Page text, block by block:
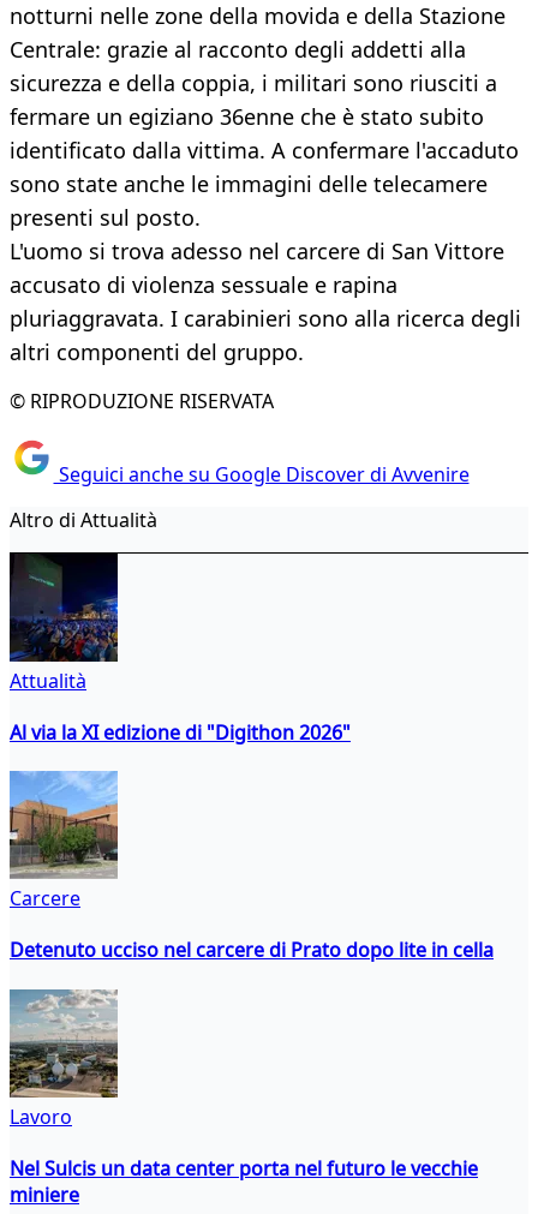
notturni nelle zone della movida e della Stazione
Centrale: grazie al racconto degli addetti alla
sicurezza e della coppia, i militari sono riusciti a
fermare un egiziano 36enne che è stato subito
identificato dalla vittima. A confermare l'accaduto
sono state anche le immagini delle telecamere
presenti sul posto.
L'uomo si trova adesso nel carcere di San Vittore
accusato di violenza sessuale e rapina
pluriaggravata. I carabinieri sono alla ricerca degli
altri componenti del gruppo.
© RIPRODUZIONE RISERVATA
Seguici anche su Google Discover di Avvenire
Altro di Attualità
Attualità
Al via la XI edizione di "Digithon 2026"
Carcere
Detenuto ucciso nel carcere di Prato dopo lite in cella
Lavoro
Nel Sulcis un data center porta nel futuro le vecchie
miniere